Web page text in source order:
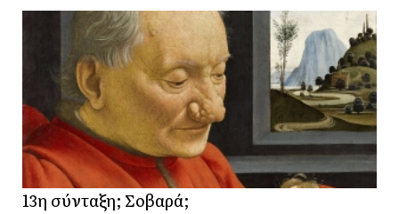
13η σύνταξη; Σοβαρά;